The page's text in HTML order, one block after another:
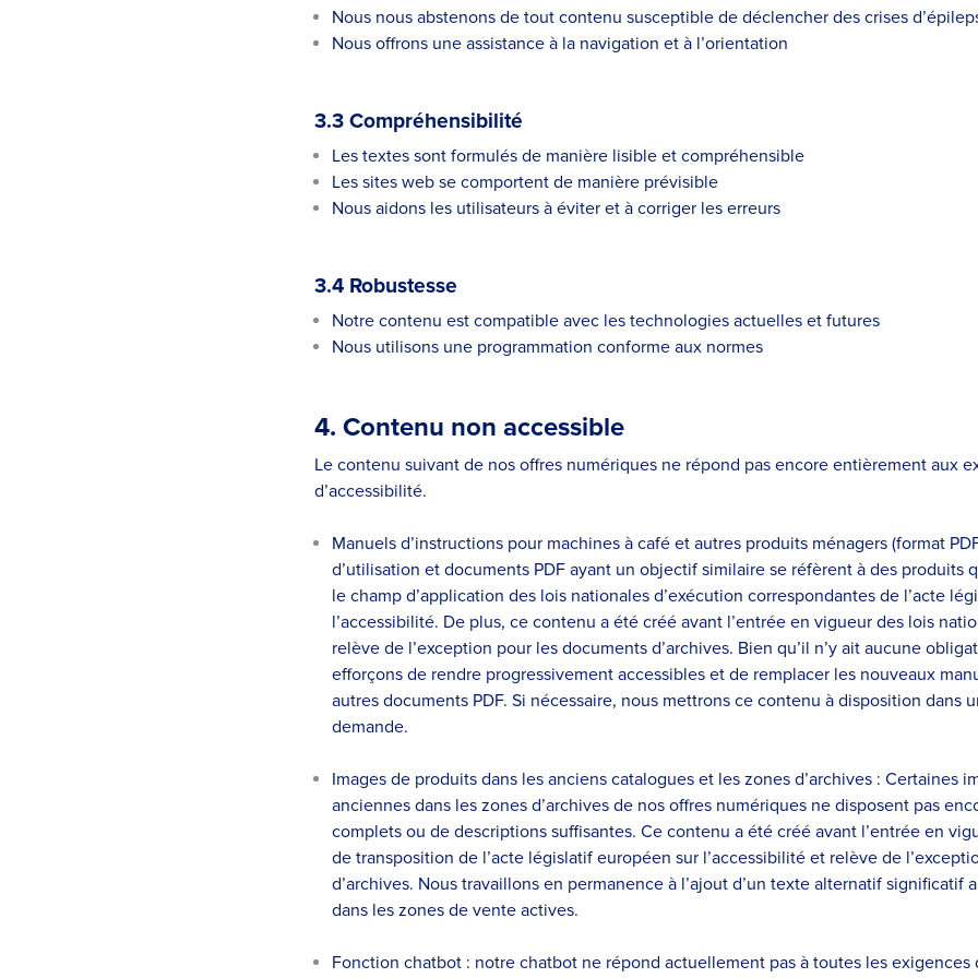
Nous nous abstenons de tout contenu susceptible de déclencher des crises
Nous offrons une assistance à la navigation et à l’orientation
3.3 Compréhensibilité
Les textes sont formulés de manière lisible et compréhensible
Les sites web se comportent de manière prévisible
Nous aidons les utilisateurs à éviter et à corriger les erreurs
3.4 Robustesse
Notre contenu est compatible avec les technologies actuelles et futures
Nous utilisons une programmation conforme aux normes
4. Contenu non accessible
Le contenu suivant de nos offres numériques ne répond pas encore entièrement aux
d’accessibilité.
Manuels d’instructions pour machines à café et autres produits ménagers (format
d’utilisation et documents PDF ayant un objectif similaire se réfèrent à des produits
le champ d’application des lois nationales d’exécution correspondantes de l’acte
l’accessibilité. De plus, ce contenu a été créé avant l’entrée en vigueur des lois
relève de l’exception pour les documents d’archives. Bien qu’il n’y ait aucune
efforçons de rendre progressivement accessibles et de remplacer les nouveaux
autres documents PDF. Si nécessaire, nous mettrons ce contenu à disposition dans
demande.
Images de produits dans les anciens catalogues et les zones d’archives : Certaines
anciennes dans les zones d’archives de nos offres numériques ne disposent pas
complets ou de descriptions suffisantes. Ce contenu a été créé avant l’entrée en
de transposition de l’acte législatif européen sur l’accessibilité et relève de
d’archives. Nous travaillons en permanence à l’ajout d’un texte alternatif significatif
dans les zones de vente actives.
Fonction chatbot : notre chatbot ne répond actuellement pas à toutes les exigences